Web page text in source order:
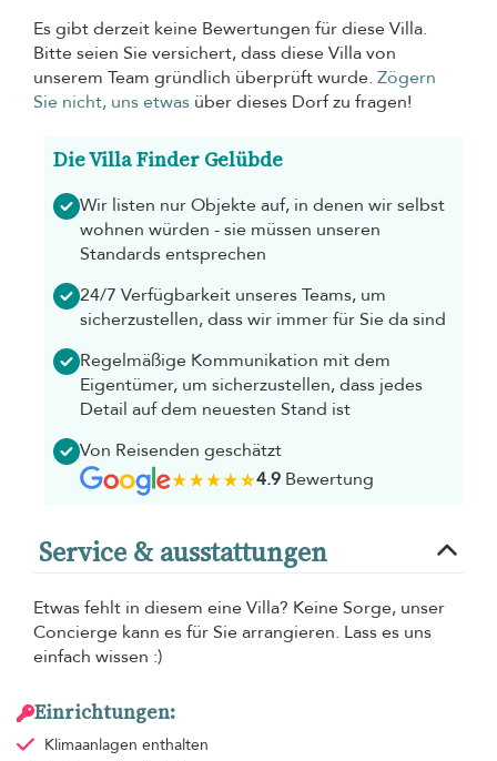
Es gibt derzeit keine Bewertungen für diese Villa.
Bitte seien Sie versichert, dass diese Villa von
unserem Team gründlich überprüft wurde. Zögern
Sie nicht, uns etwas über dieses Dorf zu fragen!
Die Villa Finder Gelübde
Wir listen nur Objekte auf, in denen wir selbst
wohnen würden - sie müssen unseren
Standards entsprechen
24/7 Verfügbarkeit unseres Teams, um
sicherzustellen, dass wir immer für Sie da sind
Regelmäßige Kommunikation mit dem
Eigentümer, um sicherzustellen, dass jedes
Detail auf dem neuesten Stand ist
Von Reisenden geschätzt
4.9Bewertung
Service & ausstattungen
Etwas fehlt in diesem eine Villa? Keine Sorge, unser
Concierge kann es für Sie arrangieren. Lass es uns
einfach wissen :)
Einrichtungen:
Klimaanlagen enthalten